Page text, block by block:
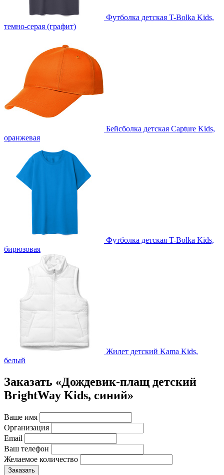
Футболка детская T-Bolka Kids,
темно-серая (графит)
Бейсболка детская Capture Kids,
оранжевая
Футболка детская T-Bolka Kids,
бирюзовая
Жилет детский Kama Kids,
белый
Заказать «Дождевик-плащ детский
BrightWay Kids, синий»
Ваше имя
Организация
Email
Ваш телефон
Желаемое количество
Заказать